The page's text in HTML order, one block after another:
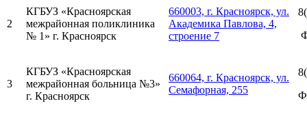
2
КГБУЗ «Красноярская
межрайонная поликлиника
№ 1» г. Красноярск
660003, г. Красноярск, ул.
Академика Павлова, 4,
строение 7
3
КГБУЗ «Красноярская
межрайонная больница №3»
г. Красноярск
660064, г. Красноярск, ул.
Семафорная, 255